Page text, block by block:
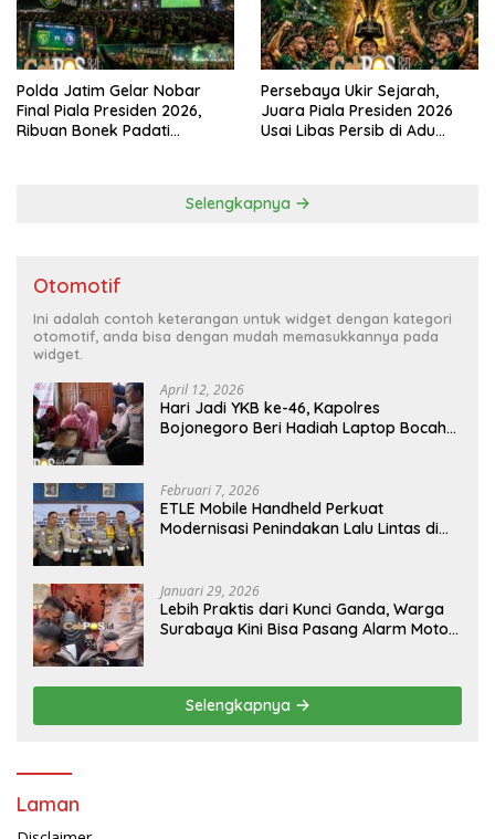
Polda Jatim Gelar Nobar
Final Piala Presiden 2026,
Ribuan Bonek Padati
Persebaya Ukir Sejarah,
Juara Piala Presiden 2026
Usai Libas Persib di Adu
Selengkapnya
Otomotif
Ini adalah contoh keterangan untuk widget dengan kategori
otomotif, anda bisa dengan mudah memasukkannya pada
widget.
April 12, 2026
Hari Jadi YKB ke-46, Kapolres
Bojonegoro Beri Hadiah Laptop Bocah
Februari 7, 2026
ETLE Mobile Handheld Perkuat
Modernisasi Penindakan Lalu Lintas di
Januari 29, 2026
Lebih Praktis dari Kunci Ganda, Warga
Surabaya Kini Bisa Pasang Alarm Motor
Selengkapnya
Laman